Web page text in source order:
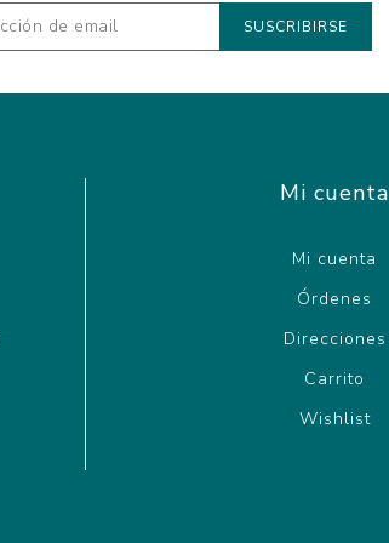
Mi cuenta
Mi cuenta
Órdenes
Direcciones
Carrito
Wishlist